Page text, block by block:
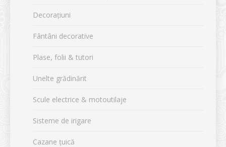
Decorațiuni
Fântâni decorative
Plase, folii & tutori
Unelte grădinărit
Scule electrice & motoutilaje
Sisteme de irigare
Cazane țuică